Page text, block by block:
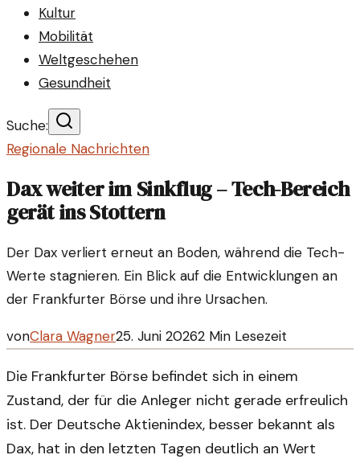
Kultur
Mobilität
Weltgeschehen
Gesundheit
Suche:
Regionale Nachrichten
Dax weiter im Sinkflug – Tech-Bereich
gerät ins Stottern
Der Dax verliert erneut an Boden, während die Tech-
Werte stagnieren. Ein Blick auf die Entwicklungen an
der Frankfurter Börse und ihre Ursachen.
vonClara Wagner25. Juni 20262 Min Lesezeit
Die Frankfurter Börse befindet sich in einem
Zustand, der für die Anleger nicht gerade erfreulich
ist. Der Deutsche Aktienindex, besser bekannt als
Dax, hat in den letzten Tagen deutlich an Wert